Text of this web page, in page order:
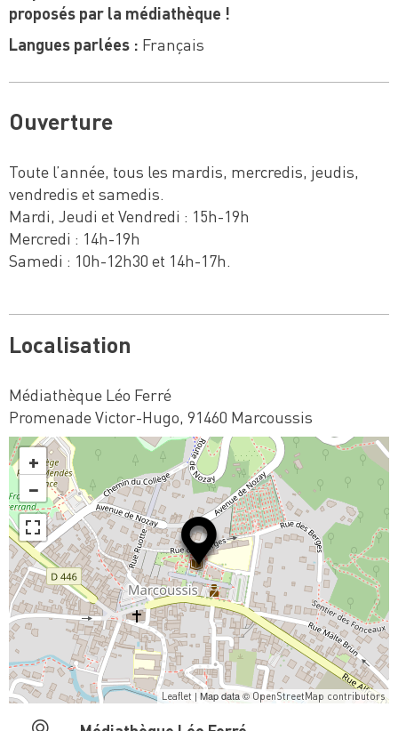
proposés par la médiathèque !
Langues parlées : Français
Ouverture
Toute l’année, tous les mardis, mercredis, jeudis,
vendredis et samedis.
Mardi, Jeudi et Vendredi : 15h-19h
Mercredi : 14h-19h
Samedi : 10h-12h30 et 14h-17h.
Localisation
Médiathèque Léo Ferré
Promenade Victor-Hugo, 91460 Marcoussis
+
−
Leaflet | Map data © OpenStreetMap contributors